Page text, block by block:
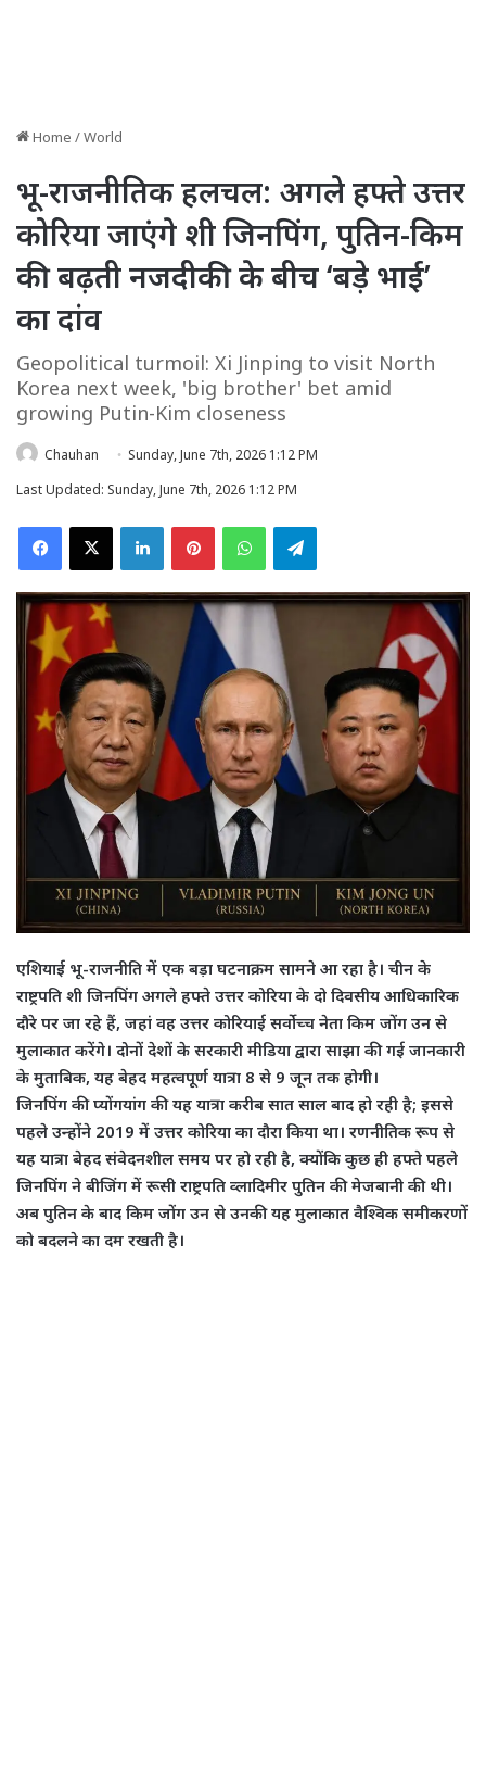
Home /World
​भू-राजनीतिक हलचल: अगले हफ्ते उत्तर
कोरिया जाएंगे शी जिनपिंग, पुतिन-किम
की बढ़ती नजदीकी के बीच ‘बड़े भाई’
का दांव
Geopolitical turmoil: Xi Jinping to visit North
Korea next week, 'big brother' bet amid
growing Putin-Kim closeness
Chauhan
Sunday, June 7th, 2026 1:12 PM
Last Updated: Sunday, June 7th, 2026 1:12 PM
Facebook
X LinkedInPinterestWhatsAppTelegram
एशियाई भू-राजनीति में एक बड़ा घटनाक्रम सामने आ रहा है। चीन के
राष्ट्रपति शी जिनपिंग अगले हफ्ते उत्तर कोरिया के दो दिवसीय आधिकारिक
दौरे पर जा रहे हैं, जहां वह उत्तर कोरियाई सर्वोच्च नेता किम जोंग उन से
मुलाकात करेंगे। दोनों देशों के सरकारी मीडिया द्वारा साझा की गई जानकारी
के मुताबिक, यह बेहद महत्वपूर्ण यात्रा 8 से 9 जून तक होगी।
​जिनपिंग की प्योंगयांग की यह यात्रा करीब सात साल बाद हो रही है; इससे
पहले उन्होंने 2019 में उत्तर कोरिया का दौरा किया था। रणनीतिक रूप से
यह यात्रा बेहद संवेदनशील समय पर हो रही है, क्योंकि कुछ ही हफ्ते पहले
जिनपिंग ने बीजिंग में रूसी राष्ट्रपति व्लादिमीर पुतिन की मेजबानी की थी।
अब पुतिन के बाद किम जोंग उन से उनकी यह मुलाकात वैश्विक समीकरणों
को बदलने का दम रखती है।